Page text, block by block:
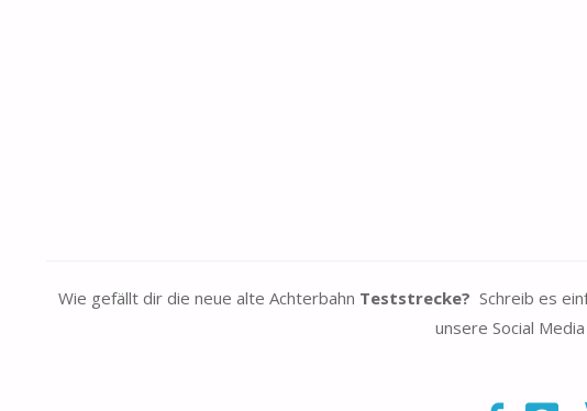
Wie gefällt dir die neue alte Achterbahn Teststrecke? Schreib es
unsere Social Media